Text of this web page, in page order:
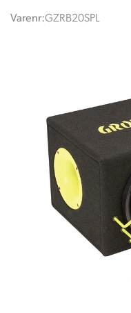
Varenr:GZRB20SPL